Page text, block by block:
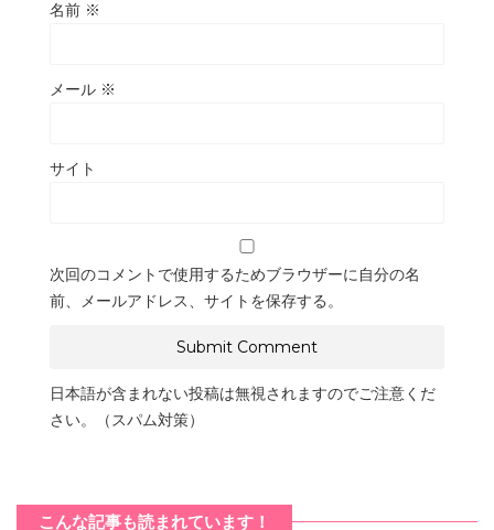
名前 ※
メール ※
サイト
次回のコメントで使用するためブラウザーに自分の名
前、メールアドレス、サイトを保存する。
日本語が含まれない投稿は無視されますのでご注意くだ
さい。（スパム対策）
こんな記事も読まれています！